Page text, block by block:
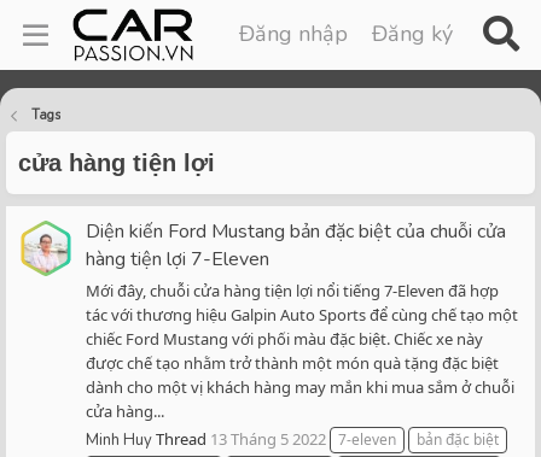
Đăng nhập Đăng ký
Tags
cửa hàng tiện lợi
Diện kiến Ford Mustang bản đặc biệt của chuỗi cửa
hàng tiện lợi 7-Eleven
Mới đây, chuỗi cửa hàng tiện lợi nổi tiếng 7-Eleven đã hợp
tác với thương hiệu Galpin Auto Sports để cùng chế tạo một
chiếc Ford Mustang với phối màu đặc biệt. Chiếc xe này
được chế tạo nhằm trở thành một món quà tặng đặc biệt
dành cho một vị khách hàng may mắn khi mua sắm ở chuỗi
cửa hàng...
Minh HuyThread 13 Tháng 5 2022 7-eleven
bản đặc biệt